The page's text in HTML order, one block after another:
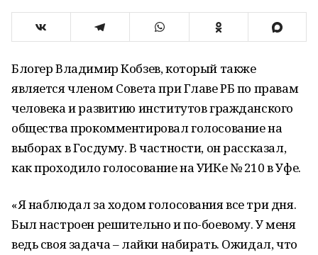
Блогер Владимир Кобзев, который также
является членом Совета при Главе РБ по правам
человека и развитию институтов гражданского
общества прокомментировал голосование на
выборах в Госдуму. В частности, он рассказал,
как проходило голосование на УИКе № 210 в Уфе.
«Я наблюдал за ходом голосования все три дня.
Был настроен решительно и по-боевому. У меня
ведь своя задача – лайки набирать. Ожидал, что